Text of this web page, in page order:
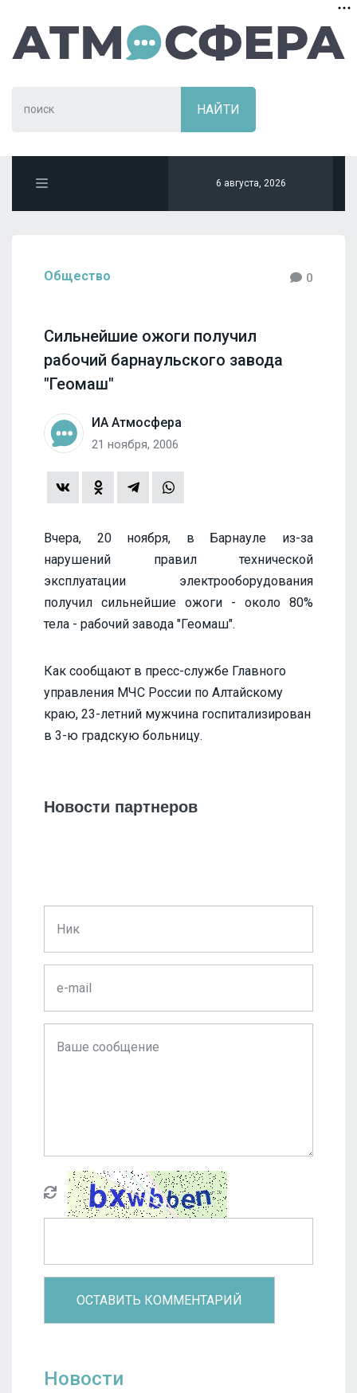
6 августа, 2026
Общество 0
Сильнейшие ожоги получил
рабочий барнаульского завода
"Геомаш"
ИА Атмосфера
21 ноября, 2006
Вчера, 20 ноября, в Барнауле из-за
нарушений правил технической
эксплуатации электрооборудования
получил сильнейшие ожоги - около 80%
тела - рабочий завода "Геомаш".
Как сообщают в пресс-службе Главного
управления МЧС России по Алтайскому
краю, 23-летний мужчина госпитализирован
в 3-ю градскую больницу.
Новости партнеров
Новости